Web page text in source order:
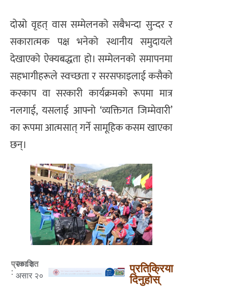
दोस्रो वृहत् वास सम्मेलनको सबैभन्दा सुन्दर र
सकारात्मक पक्ष भनेको स्थानीय समुदायले
देखाएको ऐक्यबद्धता हो। सम्मेलनको समापनमा
सहभागीहरूले स्वच्छता र सरसफाइलाई कसैको
करकाप वा सरकारी कार्यक्रमको रूपमा मात्र
नलगाई, यसलाई आफ्नो ‘व्यक्तिगत जिम्मेवारी’
का रूपमा आत्मसात् गर्ने सामूहिक कसम खाएका
छन्।
प्रकाशित
:
२०८३
असार २०
प्रतिक्रिया
दिनुहोस्